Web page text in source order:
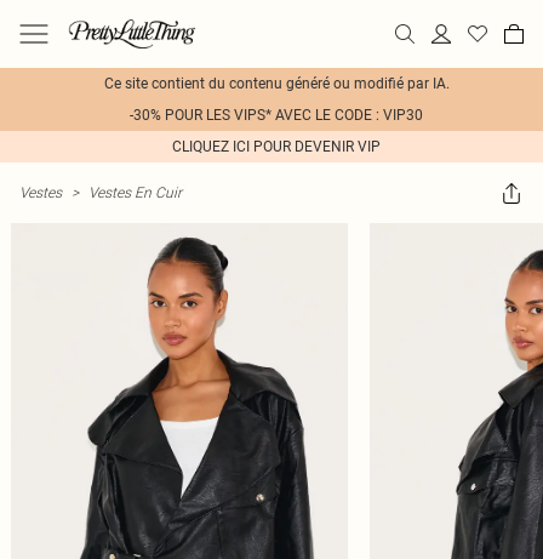
Ce site contient du contenu généré ou modifié par IA.
-30% POUR LES VIPS* AVEC LE CODE : VIP30
CLIQUEZ ICI POUR DEVENIR VIP
Vestes > Vestes En Cuir